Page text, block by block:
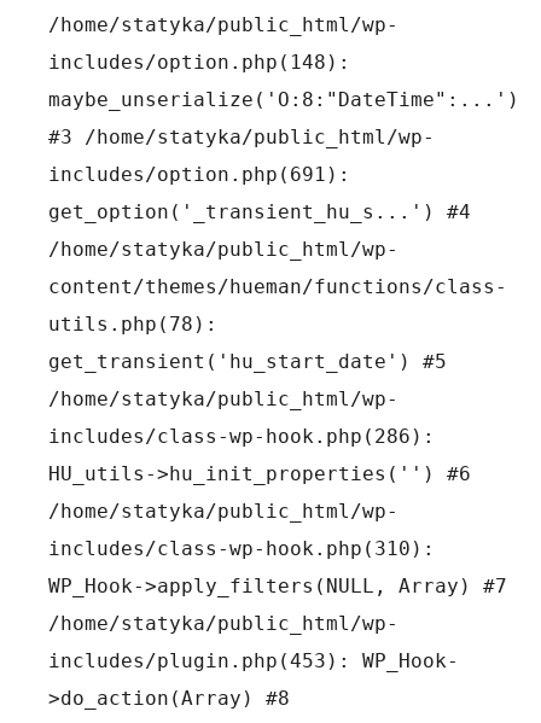
/home/statyka/public_html/wp-
includes/option.php(148):
maybe_unserialize('O:8:"DateTime":...')
#3 /home/statyka/public_html/wp-
includes/option.php(691):
get_option('_transient_hu_s...') #4
/home/statyka/public_html/wp-
content/themes/hueman/functions/class-
utils.php(78):
get_transient('hu_start_date') #5
/home/statyka/public_html/wp-
includes/class-wp-hook.php(286):
HU_utils->hu_init_properties('') #6
/home/statyka/public_html/wp-
includes/class-wp-hook.php(310):
WP_Hook->apply_filters(NULL, Array) #7
/home/statyka/public_html/wp-
includes/plugin.php(453): WP_Hook-
>do_action(Array) #8